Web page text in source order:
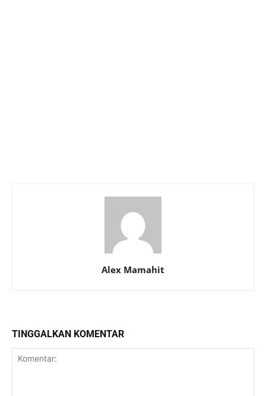
Alex Mamahit
TINGGALKAN KOMENTAR